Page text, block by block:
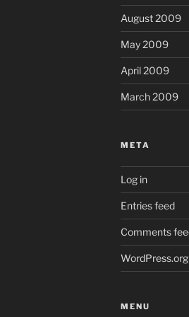
August 2009
May 2009
April 2009
March 2009
META
Log in
Entries feed
Comments
WordPress.org
MENU